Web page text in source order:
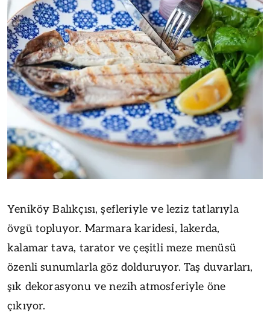
Yeniköy Balıkçısı, şefleriyle ve leziz tatlarıyla
övgü topluyor. Marmara karidesi, lakerda,
kalamar tava, tarator ve çeşitli meze menüsü
özenli sunumlarla göz dolduruyor. Taş duvarları,
şık dekorasyonu ve nezih atmosferiyle öne
çıkıyor.